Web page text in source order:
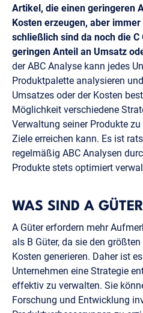
Artikel, die einen geringeren
Kosten erzeugen, aber
schließlich sind da noch die C
geringen Anteil an Umsatz
der ABC Analyse kann jedes
Produktpalette analysieren
Umsatzes oder der Kosten
Möglichkeit verschiedene
Verwaltung seiner Produkte
Ziele erreichen kann. Es ist
regelmäßig ABC Analysen
Produkte stets optimiert
WAS SIND A
A Güter erfordern mehr
als B Güter, da sie den
Kosten generieren. Daher ist
Unternehmen eine Strategie
effektiv zu verwalten. Sie
Forschung und Entwicklung